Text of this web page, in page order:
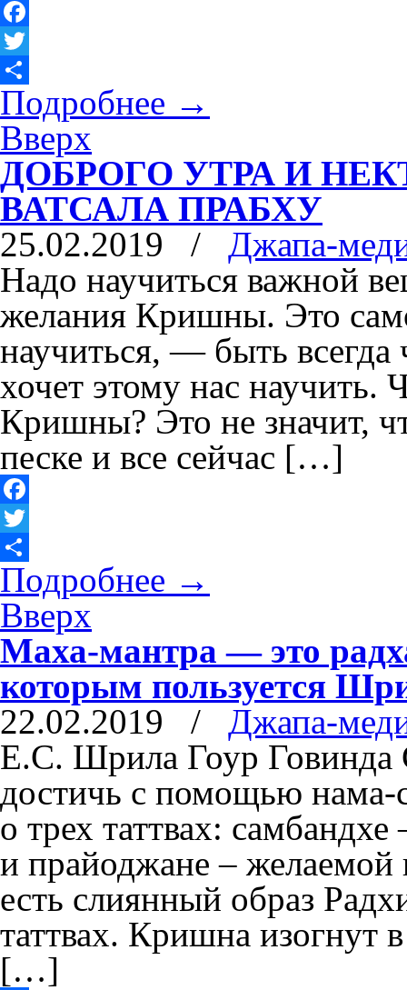
Facebook
Twitter
Отправить
Подробнее →
Вверх
ДОБРОГО УТРА И
ВАТСАЛА ПРАБХУ
25.02.2019
/
Джапа-
Надо научиться важной
желания Кришны. Это
научиться, — быть
хочет этому нас научить.
Кришны? Это не значит,
песке и все сейчас […]
Facebook
Twitter
Отправить
Подробнее →
Вверх
Маха-мантра — это
которым пользуется
22.02.2019
/
Джапа-
Е.С. Шрила Гоур Говинда
достичь с помощью нама-
о трех таттвах:
и прайоджане – желаемой
есть слиянный образ
таттвах. Кришна изогнут
[…]